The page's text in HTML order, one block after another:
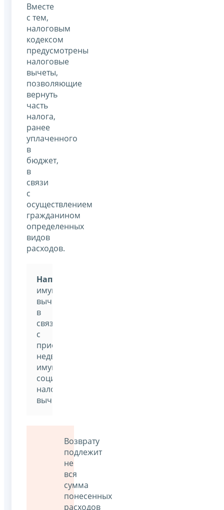
Вместе
с тем,
налоговым
кодексом
предусмотрены
налоговые
вычеты,
позволяющие
вернуть
часть
налога,
ранее
уплаченного
в
бюджет,
в
связи
с
осуществлением
гражданином
определенных
видов
расходов.
Например:
имущественный
вычет
в
связи
с
приобретением
недвижимого
имущества,
социальные
налоговые
вычеты.
Возврату
подлежит
не
вся
сумма
понесенных
расходов